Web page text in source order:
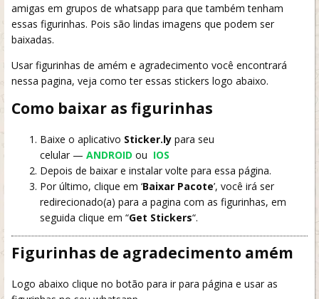
amigas em grupos de whatsapp para que também tenham
essas figurinhas. Pois são lindas imagens que podem ser
baixadas.
Usar figurinhas de amém e agradecimento você encontrará
nessa pagina, veja como ter essas stickers logo abaixo.
Como baixar as figurinhas
Baixe o aplicativo Sticker.ly para seu
celular — ANDROID ou IOS
Depois de baixar e instalar volte para essa página.
Por último, clique em ‘Baixar Pacote’, você irá ser
redirecionado(a) para a pagina com as figurinhas, em
seguida clique em “Get Stickers“.
Figurinhas de agradecimento amém
Logo abaixo clique no botão para ir para página e usar as